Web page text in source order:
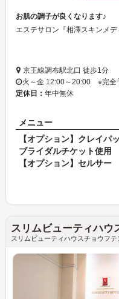
お肌の調子が良くなります♪
京王線調布駅北口 徒歩1分
火～金 12:00～20:00 ※完全
定休日： 年中無休
メニュー
【オプション】クレイパ
ブライダルチケット使用
【オプション】セルサー
スリムビューティハ
スリムビューティハウスチョウフテ